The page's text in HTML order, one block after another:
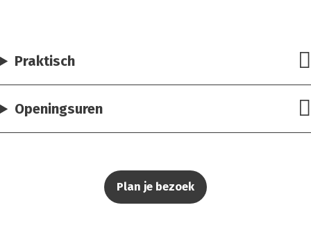
Praktisch
Openingsuren
Plan je bezoek